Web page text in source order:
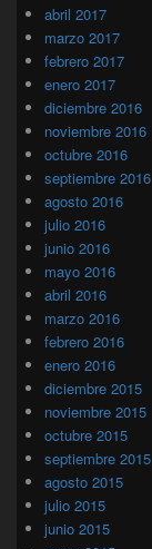
abril 2017
marzo 2017
febrero 2017
enero 2017
diciembre 2016
noviembre 2016
octubre 2016
septiembre 2016
agosto 2016
julio 2016
junio 2016
mayo 2016
abril 2016
marzo 2016
febrero 2016
enero 2016
diciembre 2015
noviembre 2015
octubre 2015
septiembre 2015
agosto 2015
julio 2015
junio 2015